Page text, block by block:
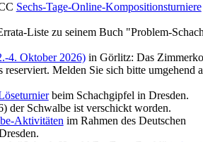
Sechs-Tage-Online-Kompositionsturniere
Liste zu seinem Buch "Problem-
4. Oktober 2026)in Görlitz: Das
Melden Sie sich bitte umgehend
beim Schachgipfel in Dresden.
der Schwalbe ist verschickt worden.
Aktivitäten im Rahmen des Deutschen